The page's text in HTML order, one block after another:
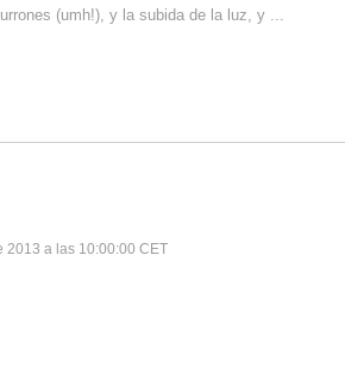
(umh!), y la subida de la luz, y ...
2013 a las 10:00:00 CET